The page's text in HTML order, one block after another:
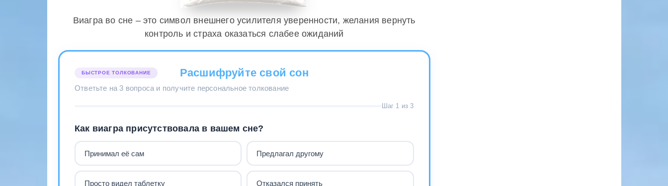
Виагра во сне – это символ внешнего усилителя уверенности, желания вернуть
контроль и страха оказаться слабее ожиданий
БЫСТРОЕ ТОЛКОВАНИЕ Расшифруйте свой сон
Ответьте на 3 вопроса и получите персональное толкование
Шаг 1 из 3
Как виагра присутствовала в вашем сне?
Принимал её сам Предлагал другому
Просто видел таблетку Отказался принять